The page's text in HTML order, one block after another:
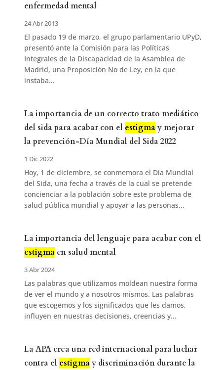
enfermedad mental
24 Abr 2013
El pasado 19 de marzo, el grupo parlamentario UPyD,
presentó ante la Comisión para las Políticas
Integrales de la Discapacidad de la Asamblea de
Madrid, una Proposición No de Ley, en la que
instaba...
La importancia de un correcto trato mediático
del sida para acabar con el estigmay mejorar
la prevención-Día Mundial del Sida 2022
1 Dic 2022
Hoy, 1 de diciembre, se conmemora el Día Mundial
del Sida, una fecha a través de la cual se pretende
concienciar a la población sobre este problema de
salud pública mundial y apoyar a las personas...
La importancia del lenguaje para acabar con el
estigmaen salud mental
3 Abr 2024
Las palabras que utilizamos moldean nuestra forma
de ver el mundo y a nosotros mismos. Las palabras
que escogemos y los significados que les damos,
influyen en nuestras decisiones, creencias y...
La APA crea una red internacional para luchar
contra el estigmay discriminación durante la